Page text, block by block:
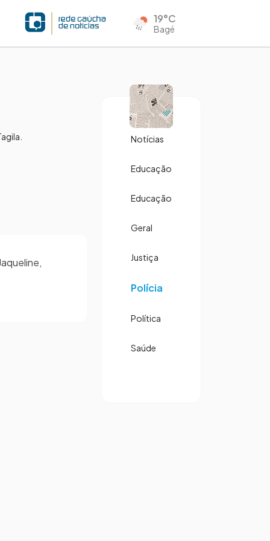
19°C
Bagé
Notícias
Educação
Educação
Geral
Justiça
Polícia
Política
Saúde